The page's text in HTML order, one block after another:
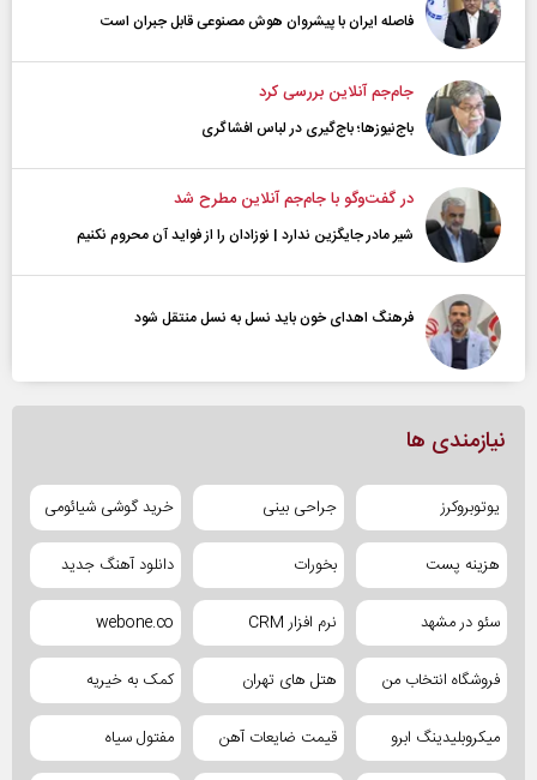
فاصله ایران با پیشرو‌ان هوش مصنوعی قابل جبران است
جام‌جم آنلاین بررسی کرد
باج‌نیوزها؛ باج‌گیری در لباس افشاگری
در گفت‌و‌گو با جام‌جم آنلاین مطرح شد
شیر مادر جایگزین ندارد | نوزادان را از فواید آن محروم نکنیم
فرهنگ اهدای خون باید نسل به نسل منتقل شود
نیازمندی ها
یوتوبروکرز جراحی بینی خرید گوشی شیائومی
هزینه پست بخورات دانلود آهنگ جدید
سئو در مشهد نرم افزار CRM webone.co
فروشگاه انتخاب من هتل های تهران کمک به خیریه
میکروبلیدینگ ابرو قیمت ضایعات آهن مفتول سیاه